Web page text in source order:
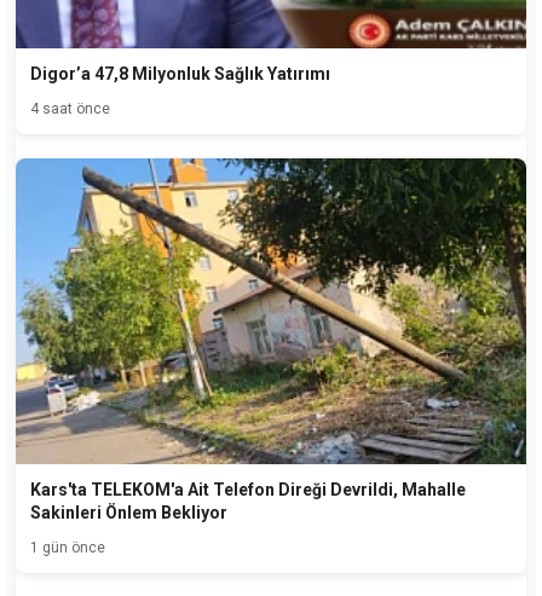
Digor’a 47,8 Milyonluk Sağlık Yatırımı
4 saat önce
Kars'ta TELEKOM'a Ait Telefon Direği Devrildi, Mahalle
Sakinleri Önlem Bekliyor
1 gün önce